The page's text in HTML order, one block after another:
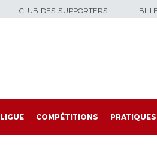
CLUB DES SUPPORTERS
LIGUE COMPÉTITIONS PRATIQUES